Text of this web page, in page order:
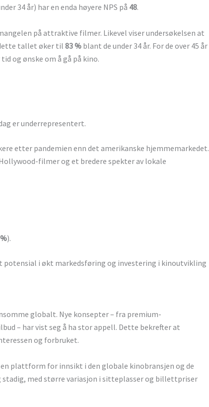
34 år) har en enda høyere NPS på 48.
på attraktive filmer. Likevel viser undersøkelsen at
tallet øker til 83 % blant de under 34 år. For de over 45 år
og ønske om å gå på kino.
er underrepresentert.
etter pandemien enn det amerikanske hjemmemarkedet.
filmer og et bredere spekter av lokale
).
potensial i økt markedsføring og investering i kinoutvikling
globalt. Nye konsepter – fra premium-
– har vist seg å ha stor appell. Dette bekrefter at
og forbruket.
en plattform for innsikt i den globale kinobransjen og de
stadig, med større variasjon i sitteplasser og billettpriser